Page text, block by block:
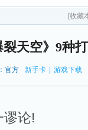
[收藏
天空》9种
官方 新手卡 游戏下载
谬论!